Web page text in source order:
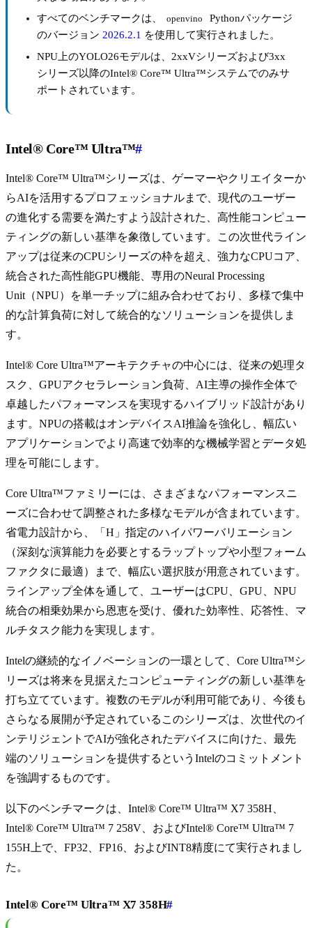
すべてのベンチマークは、
openvino
Pythonパッケージ
のバージョン 2026.2.1 を使用して実行されました。
NPU上のYOLO26モデルは、2xxVシリーズおよび3xx
シリーズ以降のIntel® Core™ Ultra™システムでのみサ
ポートされています。
Intel® Core™ Ultra™#
Intel® Core™ Ultra™シリーズは、ゲーマーやクリエイターか
らAIを活用するプロフェッショナルまで、現代のユーザー
の進化する需要を満たすよう設計された、高性能コンピュー
ティングの新しい基準を象徴しています。この次世代ライン
アップは従来のCPUシリーズの枠を超え、強力なCPUコア、
統合された高性能GPU機能、専用のNeural Processing
Unit（NPU）を単一チップに組み合わせており、多様で集中
的な計算負荷に対して統合的なソリューションを提供しま
す。
Intel® Core Ultra™アーキテクチャの中心には、従来の処理タ
スク、GPUアクセラレーション負荷、AI主導の操作全体で
卓越したパフォーマンスを実現するハイブリッド設計があり
ます。NPUの搭載はオンデバイスAI推論を強化し、幅広い
アプリケーションでより高速で効率的な機械学習とデータ処
理を可能にします。
Core Ultra™ファミリーには、さまざまなパフォーマンスニ
ーズに合わせて調整された多様なモデルが含まれています。
省電力設計から、「H」指定のハイパワーバリエーション
（深刻な演算能力を必要とするラップトップや小型フォーム
ファクタに最適）まで、幅広い選択肢が用意されています。
ラインアップ全体を通して、ユーザーはCPU、GPU、NPU
統合の相乗効果から恩恵を受け、優れた効率性、応答性、マ
ルチタスク能力を実現します。
Intelの継続的なイノベーションの一環として、Core Ultra™シ
リーズは将来を見据えたコンピューティングの新しい基準を
打ち立てています。複数のモデルが利用可能であり、今後も
さらなる展開が予定されているこのシリーズは、次世代のイ
ンテリジェントでAIが強化されたデバイスに向けた、最先
端のソリューションを提供するというIntelのコミットメント
を強調するものです。
以下のベンチマークは、Intel® Core™ Ultra™ X7 358H、
Intel® Core™ Ultra™ 7 258V、およびIntel® Core™ Ultra™ 7
155H上で、FP32、FP16、およびINT8精度にて実行されまし
た。
Intel® Core™ Ultra™ X7 358H#